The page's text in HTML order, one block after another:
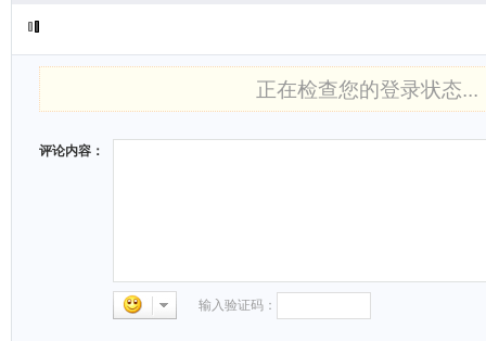
正在检查您的登录状态...
评论内容：
输入验证码：